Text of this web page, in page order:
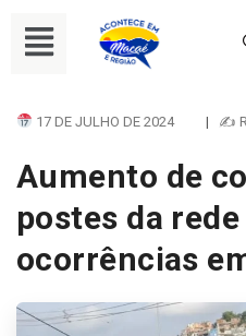
17 DE JULHO DE 2024 | ✍
Aumento de
postes da
ocorrências